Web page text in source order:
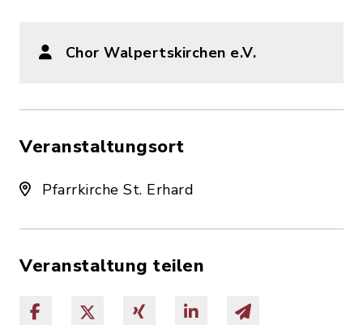
Chor Walpertskirchen e.V.
Veranstaltungsort
Pfarrkirche St. Erhard
Veranstaltung teilen